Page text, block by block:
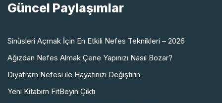
Güncel Paylaşımlar
Sinüsleri Açmak İçin En Etkili Nefes Teknikleri – 2026
Ağızdan Nefes Almak Çene Yapınızı Nasıl Bozar?
Diyafram Nefesi ile Hayatınızı Değiştirin
Yeni Kitabım FitBeyin Çıktı